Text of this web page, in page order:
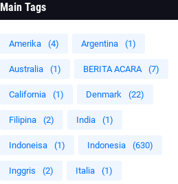
Main Tags
Amerika (4) Argentina (1)
Australia (1) BERITA ACARA (7)
California (1) Denmark (22)
Filipina (2) India (1)
Indoneisa (1) Indonesia (630)
Inggris (2) Italia (1)